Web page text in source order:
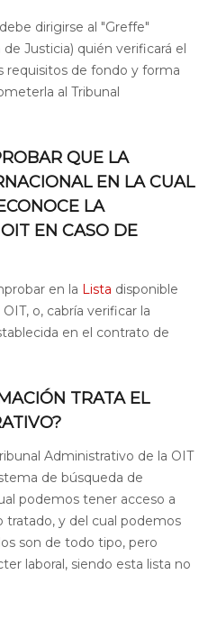
dirigirse al "Greffe"
Justicia) quién verificará el
de fondo y forma
al Tribunal
QUE LA
EN LA CUAL
LA
EN CASO DE
en la Lista disponible
o, cabría verificar la
en el contrato de
TRATA EL
Administrativo de la OIT
de búsqueda de
podemos tener acceso a
tratado, y del cual podemos
son de todo tipo, pero
laboral, siendo esta lista no